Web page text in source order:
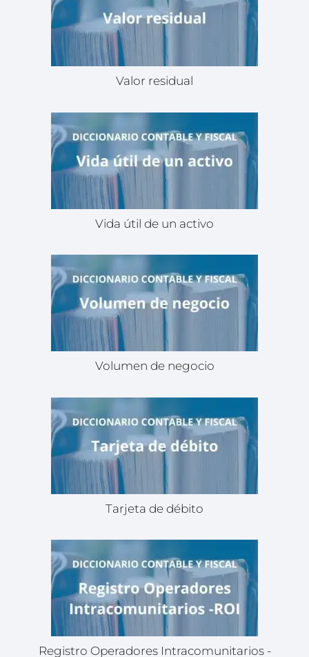
Valor residual
Vida útil de un activo
Volumen de negocio
Tarjeta de débito
Registro Operadores Intracomunitarios -